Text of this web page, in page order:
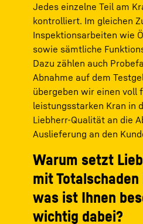
Jedes einzelne Teil am
kontrolliert. Im gleichen
Inspektionsarbeiten wie
sowie sämtliche
Dazu zählen auch
Abnahme auf dem
übergeben wir einen voll
leistungsstarken Kran in
Liebherr-Qualität an die
Auslieferung an den
Warum setzt
mit
was ist Ihnen
wichtig dabei?